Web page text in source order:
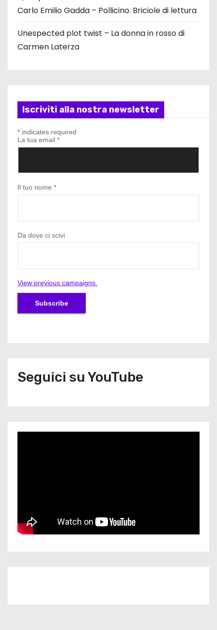
Carlo Emilio Gadda – Pollicino. Briciole di lettura
Unespected plot twist – La donna in rosso di
Carmen Laterza
Iscriviti alla nostra newsletter
* indicates required
La tua email *
Il tuo nome *
Da dove ci scivi
View previous campaigns.
Seguici su YouTube